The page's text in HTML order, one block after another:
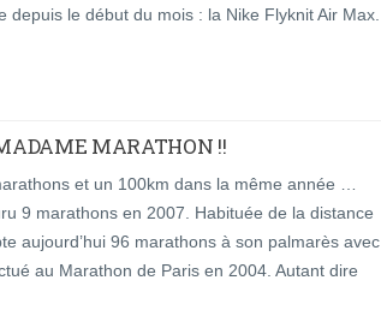
depuis le début du mois : la Nike Flyknit Air Max.
MARATHON !!
et un 100km dans la même année …
9 marathons en 2007. Habituée de la distance
aujourd’hui 96 marathons à son palmarès avec
au Marathon de Paris en 2004. Autant dire